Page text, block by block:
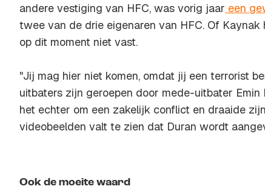
andere vestiging van HFC, was vorig jaar een
twee van de drie eigenaren van HFC. Of Kaynak
op dit moment niet vast.
"Jij mag hier niet komen, omdat jij een terrorist
uitbaters zijn geroepen door mede-uitbater Emin
het echter om een zakelijk conflict en draaide
videobeelden valt te zien dat Duran wordt
Ook de moeite waard